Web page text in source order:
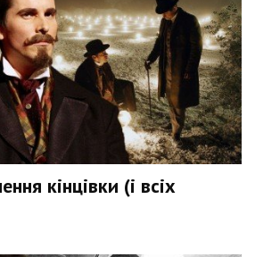
кінцівки (і всіх